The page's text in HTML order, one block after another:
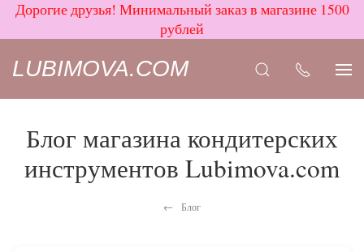
Дорогие друзья! Минимальный заказ в магазине 1500
рублей
LUBIMOVA.COM
Блог магазина кондитерских
инструментов Lubimova.com
Блог